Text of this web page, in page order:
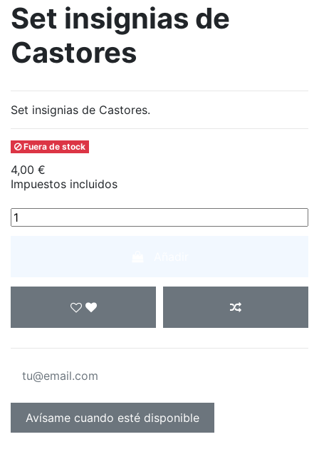
Set insignias de
Castores
Set insignias de Castores.
Fuera de stock
4,00 €
Impuestos incluidos